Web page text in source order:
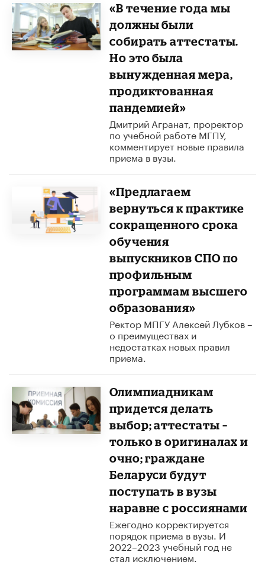
«В течение года мы
должны были
собирать аттестаты.
Но это была
вынужденная мера,
продиктованная
пандемией»
Дмитрий Агранат, проректор
по учебной работе МГПУ,
комментирует новые правила
приема в вузы.
«Предлагаем
вернуться к практике
сокращенного срока
обучения
выпускников СПО по
профильным
программам высшего
образования»
Ректор МПГУ Алексей Лубков –
о преимуществах и
недостатках новых правил
приема.
Олимпиадникам
придется делать
выбор; аттестаты –
только в оригиналах и
очно; граждане
Беларуси будут
поступать в вузы
наравне с россиянами
Ежегодно корректируется
порядок приема в вузы. И
2022–2023 учебный год не
стал исключением.